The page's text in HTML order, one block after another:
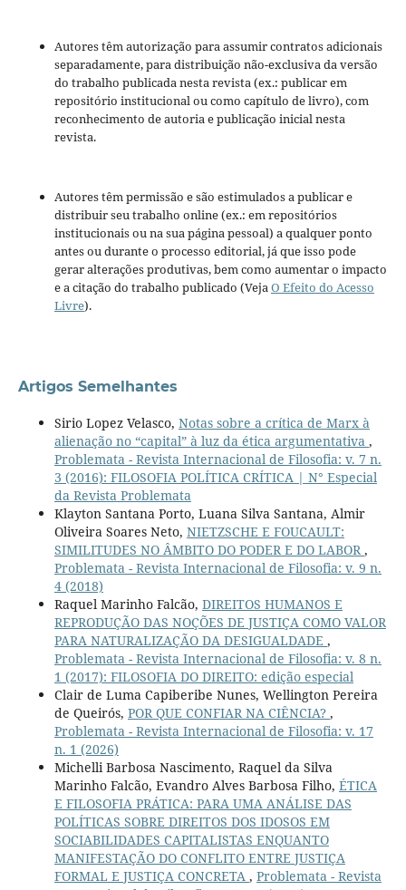
Autores têm autorização para assumir contratos adicionais
separadamente, para distribuição não-exclusiva da versão
do trabalho publicada nesta revista (ex.: publicar em
repositório institucional ou como capítulo de livro), com
reconhecimento de autoria e publicação inicial nesta
revista.
Autores têm permissão e são estimulados a publicar e
distribuir seu trabalho online (ex.: em repositórios
institucionais ou na sua página pessoal) a qualquer ponto
antes ou durante o processo editorial, já que isso pode
gerar alterações produtivas, bem como aumentar o impacto
e a citação do trabalho publicado (VejaO Efeito do Acesso
Livre).
Artigos Semelhantes
Sirio Lopez Velasco, Notas sobre a crítica de Marx à
alienação no “capital” à luz da ética argumentativa ,
Problemata - Revista Internacional de Filosofia: v. 7 n.
3 (2016): FILOSOFIA POLÍTICA CRÍTICA | N° Especial
da Revista Problemata
Klayton Santana Porto, Luana Silva Santana, Almir
Oliveira Soares Neto, NIETZSCHE E FOUCAULT:
SIMILITUDES NO ÂMBITO DO PODER E DO LABOR,
Problemata - Revista Internacional de Filosofia: v. 9 n.
4 (2018)
Raquel Marinho Falcão, DIREITOS HUMANOS E
REPRODUÇÃO DAS NOÇÕES DE JUSTIÇA COMO VALOR
PARA NATURALIZAÇÃO DA DESIGUALDADE ,
Problemata - Revista Internacional de Filosofia: v. 8 n.
1 (2017): FILOSOFIA DO DIREITO: edição especial
Clair de Luma Capiberibe Nunes, Wellington Pereira
de Queirós, POR QUE CONFIAR NA CIÊNCIA? ,
Problemata - Revista Internacional de Filosofia: v. 17
n. 1 (2026)
Michelli Barbosa Nascimento, Raquel da Silva
Marinho Falcão, Evandro Alves Barbosa Filho, ÉTICA
E FILOSOFIA PRÁTICA: PARA UMA ANÁLISE DAS
POLÍTICAS SOBRE DIREITOS DOS IDOSOS EM
SOCIABILIDADES CAPITALISTAS ENQUANTO
MANIFESTAÇÃO DO CONFLITO ENTRE JUSTIÇA
FORMAL E JUSTIÇA CONCRETA , Problemata - Revista